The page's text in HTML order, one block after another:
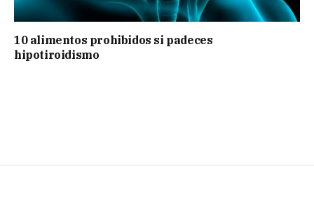
10 alimentos prohibidos si padeces
hipotiroidismo